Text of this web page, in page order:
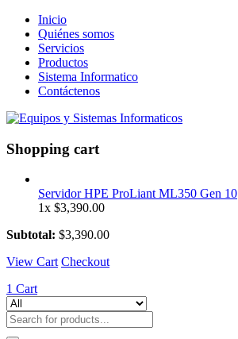
Inicio
Quiénes somos
Servicios
Productos
Sistema Informatico
Contáctenos
Shopping cart
Servidor HPE ProLiant ML350 Gen 10
1x $3,390.00
Subtotal: $3,390.00
View Cart Checkout
1 Cart